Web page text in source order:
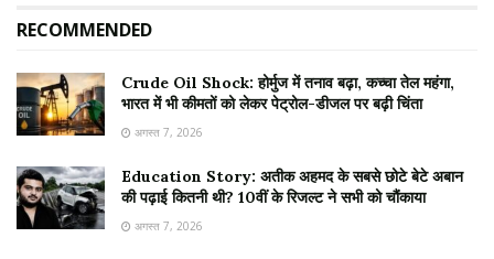
RECOMMENDED
Crude Oil Shock: होर्मुज में तनाव बढ़ा, कच्चा तेल महंगा,
भारत में भी कीमतों को लेकर पेट्रोल-डीजल पर बढ़ी चिंता
अगस्त 7, 2026
Education Story: अतीक अहमद के सबसे छोटे बेटे अबान
की पढ़ाई कितनी थी? 10वीं के रिजल्ट ने सभी को चौंकाया
अगस्त 7, 2026